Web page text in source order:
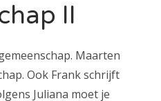
II
Maarten
Ook Frank schrijft
Juliana moet je